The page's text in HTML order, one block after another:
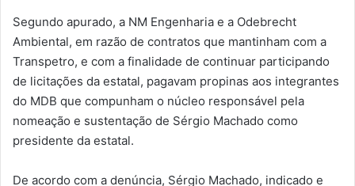
Segundo apurado, a NM Engenharia e a Odebrecht
Ambiental, em razão de contratos que mantinham com a
Transpetro, e com a finalidade de continuar participando
de licitações da estatal, pagavam propinas aos integrantes
do MDB que compunham o núcleo responsável pela
nomeação e sustentação de Sérgio Machado como
presidente da estatal.
De acordo com a denúncia, Sérgio Machado, indicado e